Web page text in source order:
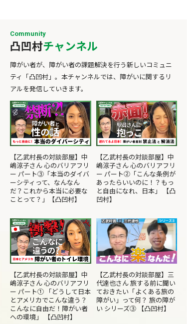
です。そして2014年に、前橋市でワンラ
イフを創業しました。その頃は、自分が
この世界に10年以上も身を置くことにな
るとは思ってもいませんでした。 転機に
なったのは、ある就労継続支援事業所を
見学に行ったときのことです。工場の奥
にある、決していい環境とは言えない場
所で、多くの利用者さんが毎日、同じ単
純作業を繰り返していました。話を聞い
てみると、ほかに通える場所がないか
ら、みなさんそこに来ているということ
でした。 ──10年前の就労支援は、そう
いう状況が普通だったんでしょうか。 内
職や工場での軽作業、清掃。就労支援と
いえば、その程度しか用意されていませ
んでした。どんな仕事が向いているかを
考える前に、選べるものがそれしかな
い。働く選択肢が、あまりにも少ない。
と言でとどまってしまうには、一人ひと
りの可能性は大きすぎると思ったんで
す。これは誰かが取り組まなければいけ
ない課題だと感じました。自分にできる
ことは何だろうとずっと考えて、辿り着
た。 「障がい × ○○」で、働く選択肢
を増やす ──ワンライフの事業は、eス
ポーツ、保護犬・保護猫、農業と、福祉
のイメージから遠いものが多いですよ
ね。 働く場所が少ないなら、自分たちで
す。 また躁鬱になる人には「肥満型」
「循環型性格」が多く見られます。BMI
造も変化することが確認されているため
です。循環型性格とは「おとなしい」と
よく言われるような性格のことです。 ス
やすい方が躁鬱になりやすいといえま
す。人口の0.4～0.7％といわれており約
1000人に4～7人とそれほど多くない障が
いです。けれど、超ストレス社会と言わ
れている現代この割合はふえていくかも
しれません。 主な症状 その日や月、ま
たは年によって、とても活発的になる症
状と、逆に動けなくなり自己反省的にな
るという真逆の症状が見られることが特
徴です。活発的な「躁」の状態になる
元気で活動できる 初対面の人にも知人の
ように話しかける 電話やメールをたくさ
んしてしまう 人の話を聞けず、自分の話
をたくさんする 頭がさえわたり、アイデ
アが多く出てくるが、最後までやり遂げ
られない 何でもできそうな気がする 買い
物やギャンブルに莫大な金額をつぎ込む
性的に奔放になる 意欲や活動が低下す
る「鬱」の状態になると、つぎのように
なります。 疲れやすく何もやる気が起き
ない 好きなことにも興味がなくなる 眠れ
と
い
に
い
者
つ
の
こります。 癇癪
自
な
う
に
る
て
ウ
抑
療
す
Community
凸凹村チャンネル
障がい者が、障がい者の課題解決を⾏う新しいコミュニ
ティ「凸凹村」。本チャンネルでは、障がいに関するリ
アルを発信していきます。
【乙武村長の対談部屋】中
嶋涼子さん 心のバリアフリ
ー パート③「本当のダイバ
ーシティって、なんなん
だ？これから本当に必要な
ことって？」【凸凹村】
【乙武村長の対談部屋】中
嶋涼子さん 心のバリアフリ
ー パート②「こんな条例が
あったらいいのに！？もっ
と自由になれ、日本」 【凸
凹村】
【乙武村長の対談部屋】中
嶋涼子さん 心のバリアフリ
ー パート① 「どうして日本
とアメリカでこんな違う？
こんなに自由だ！障がい者
への環境」 【凸凹村】
【乙武村長の対談部屋】三
代達也さん 旅する前に聞い
ておきたい「よくある旅の
障がい」って何？ 旅の障が
い シリーズ③ 【凸凹村】